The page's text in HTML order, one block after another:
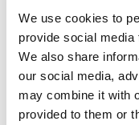
We use cookies to
provide social
We also share
our social media,
may combine it with
provided to them or
il materiale
poi vengono
reparto. La
generalmente